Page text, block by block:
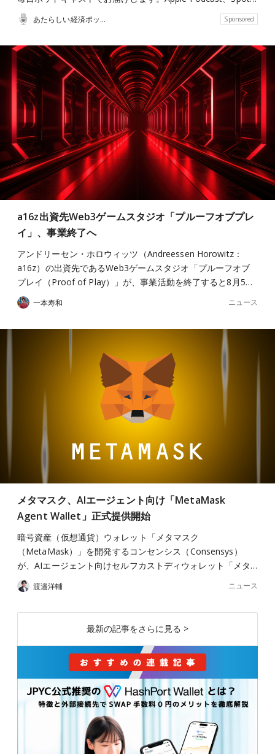
あたらしい経済ポッドキャスト Sponsored
a16z出資先Web3ゲームスタジオ「プルーフオブプレ
イ」、事業終了へ
アンドリーセン・ホロウィッツ（Andreessen Horowitz：
a16z）の出資先であるWeb3ゲームスタジオ「プルーフオブ
プレイ（Proof of Play）」が、事業活動を終了すると8月5…
一本寿和 ニュース
メタマスク、AIエージェント向け「MetaMask
Agent Wallet」正式提供開始
暗号資産（仮想通貨）ウォレット「メタマスク
（MetaMask）」を開発するコンセンシス（Consensys）
が、AIエージェント向けセルフカストディウォレット「メタ…
渡邉洋輔 ニュース
最新の記事をさらに見る >